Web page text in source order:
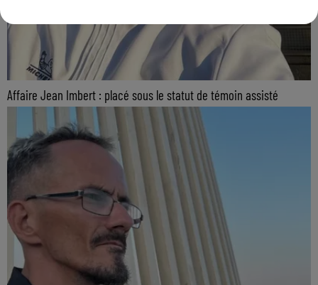
Affaire Jean Imbert : placé sous le statut de témoin assisté